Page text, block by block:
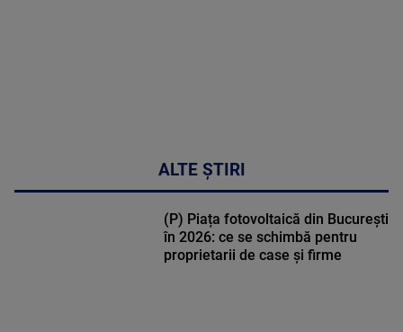
ALTE ȘTIRI
(P) Piața fotovoltaică din București
în 2026: ce se schimbă pentru
proprietarii de case și firme